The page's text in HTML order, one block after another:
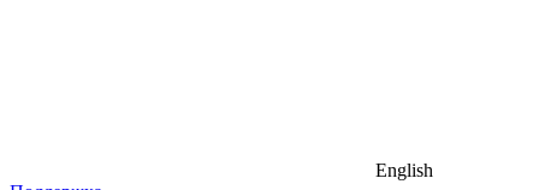
English